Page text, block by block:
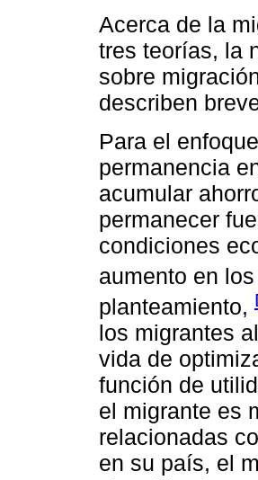
Acerca de la
tres teorías, la
sobre
describen
Para el
permanencia
acumular
permanecer
condiciones
aumento en
planteamiento,
los migrantes
vida de
función de
el migrante es
relacionadas
en su país, el